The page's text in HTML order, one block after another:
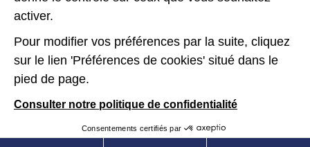
Kit de communication
Accessibilité : partiellement conforme
activer.
Pour modifier vos préférences par la suite, cliquez
sur le lien 'Préférences de cookies' situé dans le
pied de page.
Consulter notre politique de confidentialité
Consentements certifiés par